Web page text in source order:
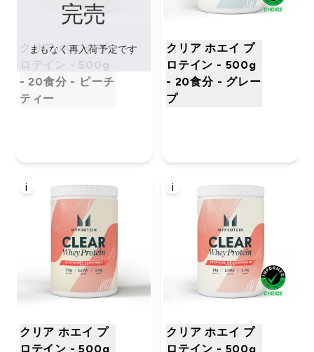
クリア ホエイ プ
ロテイン - 500g
- 20食分 - ピーチ
ティー
完売
まもなく再入荷予定です
クリア ホエイ プ
ロテイン - 500g
- 20食分 - グレー
プ
i
クリア ホエイ プ
ロテイン - 500g
i
クリア ホエイ プ
ロテイン - 500g